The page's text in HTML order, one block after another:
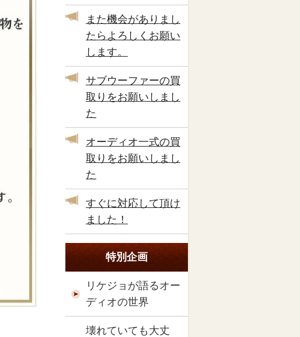
また機会がありまし
たらよろしくお願い
します。
サブウーファーの買
取りをお願いしまし
た
オーディオ一式の買
取りをお願いしまし
た
すぐに対応して頂け
ました！
特別企画
リケジョが語るオー
ディオの世界
壊れていても大丈